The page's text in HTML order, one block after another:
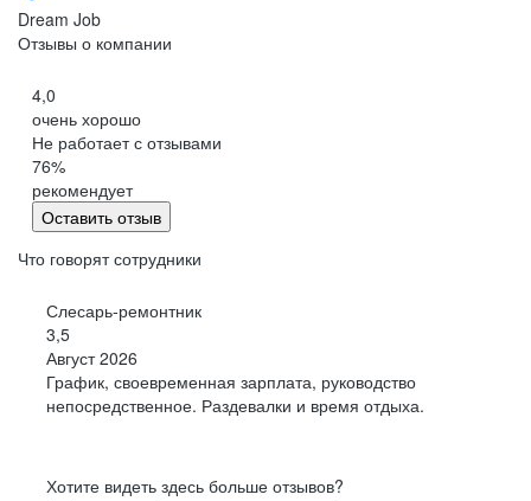
Dream Job
Отзывы о компании
4,0
очень хорошо
Не работает с отзывами
76%
рекомендует
Оставить отзыв
Что говорят сотрудники
Слесарь-ремонтник
3,5
Август 2026
График, своевременная зарплата, руководство
непосредственное. Раздевалки и время отдыха.
Хотите видеть здесь больше отзывов?